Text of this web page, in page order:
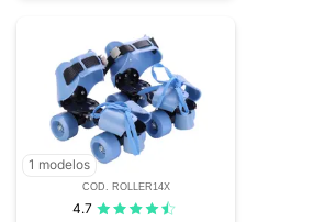
1 modelos
COD. ROLLER14X
4.7